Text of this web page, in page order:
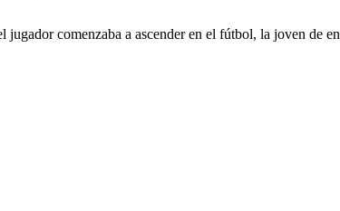
comenzaba a ascender en el fútbol, la joven de